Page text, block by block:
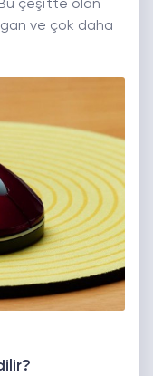
çeşitte olan
ve çok daha